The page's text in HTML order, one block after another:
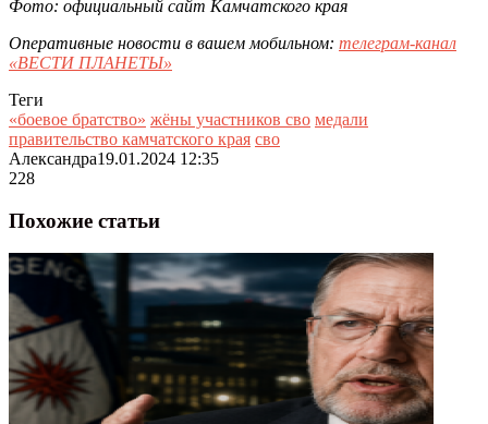
Фото: официальный сайт Камчатского края
Оперативные новости в вашем мобильном: телеграм-канал
«ВЕСТИ ПЛАНЕТЫ»
Теги
«боевое братство» жёны участников сво медали
правительство камчатского края сво
Александра19.01.2024 12:35
228
Похожие статьи